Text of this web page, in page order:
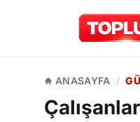
ANASAYFA /